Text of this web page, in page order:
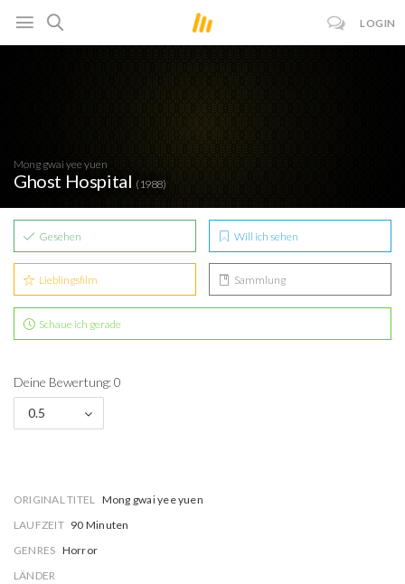
LOGIN
Mong gwai yee yuen
Ghost Hospital (1988)
Gesehen Will ich sehen
Lieblingsfilm Sammlung
Schaue ich gerade
Deine Bewertung: 0
0.5
ORIGINAL TITEL Mong gwai yee yuen
LAUFZEIT 90 Minuten
GENRES Horror
LÄNDER